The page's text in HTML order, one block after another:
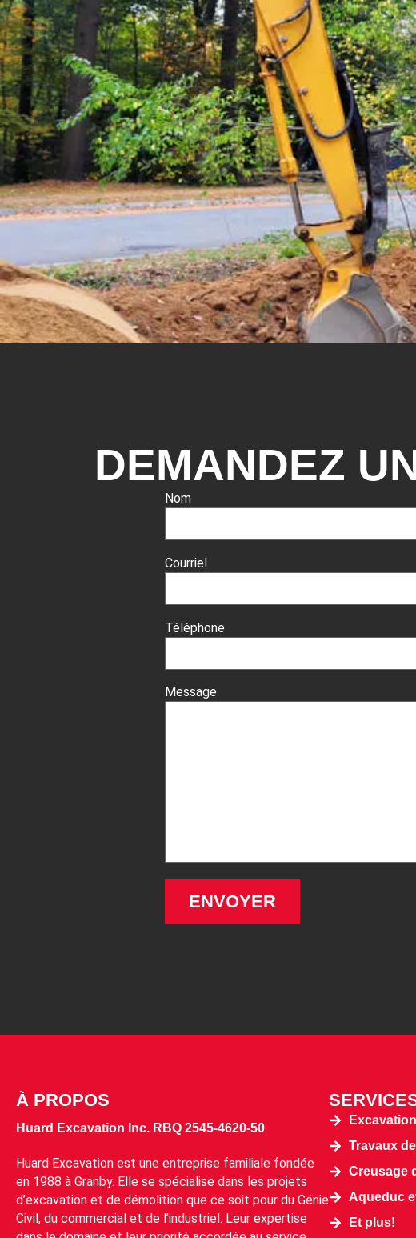
DEMANDEZ
Nom
Courriel
Téléphone
Message
À PROPOS
Huard Excavation Inc. RBQ 2545-4620-50
Huard Excavation est une entreprise familiale fondée
en 1988 à Granby. Elle se spécialise dans les projets
d’excavation et de démolition que ce soit pour du Génie
Civil, du commercial et de l’industriel. Leur expertise
Travaux
Creusage
Aqueduc
Et plus!